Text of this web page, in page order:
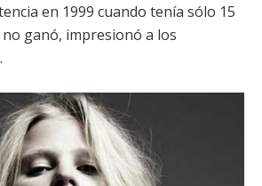
en 1999 cuando tenía sólo 15
ganó, impresionó a los